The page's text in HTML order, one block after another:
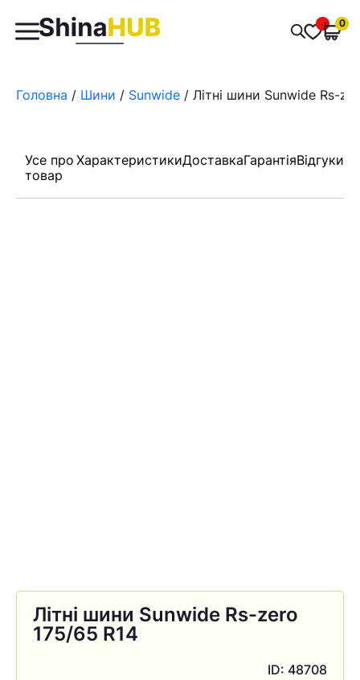
Пошук
товарів
0
Головна / Шини / Sunwide / Літні шини Sunwide Rs-
Усе про
товар
ХарактеристикиДоставкаГарантіяВідгуки
Літні шини Sunwide Rs-zero
175/65 R14
ID: 48708